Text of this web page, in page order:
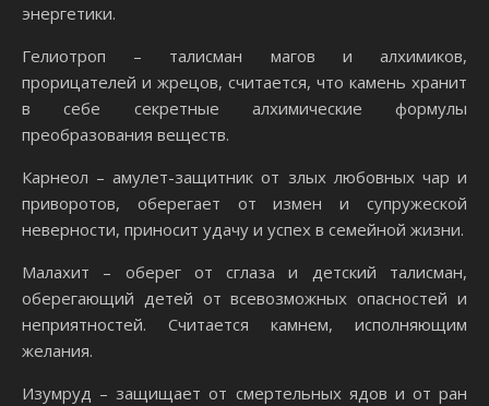
энергетики.
Гелиотроп – талисман магов и алхимиков,
прорицателей и жрецов, считается, что камень хранит
в себе секретные алхимические формулы
преобразования веществ.
Карнеол – амулет-защитник от злых любовных чар и
приворотов, оберегает от измен и супружеской
неверности, приносит удачу и успех в семейной жизни.
Малахит – оберег от сглаза и детский талисман,
оберегающий детей от всевозможных опасностей и
неприятностей. Считается камнем, исполняющим
желания.
Изумруд – защищает от смертельных ядов и от ран